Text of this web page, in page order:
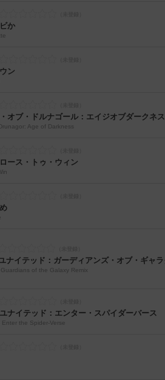
か
ン
オブ・ドルナゴール：エイジオブダークネス
Age of Darkness
ース・トゥ・ウィン
of the Galaxy Remix
ナイテッド：エンター・スパイダーバース
Enter the Spider-Verse